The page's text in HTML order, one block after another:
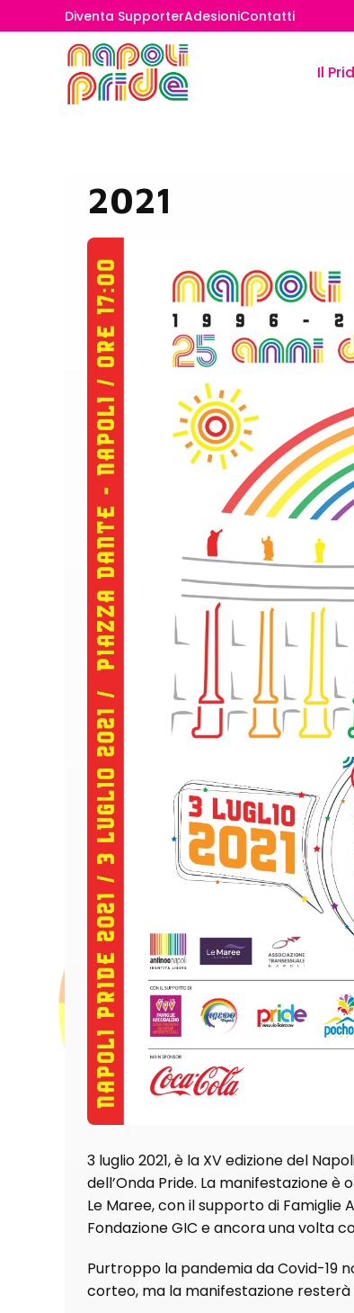
Diventa SupporterAdesioniContatti
Il
2021
3 luglio 2021, è la XV edizione del
dell’Onda Pride. La manifestazione è
Le Maree, con il supporto di Famiglie
Fondazione GIC e ancora una volta
Purtroppo la pandemia da Covid-19
corteo, ma la manifestazione resterà